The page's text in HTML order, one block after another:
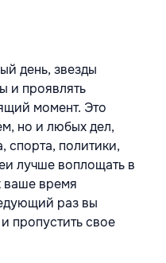
день, звезды
и проявлять
момент. Это
но и любых дел,
спорта, политики,
лучше воплощать в
ваше время
раз вы
пропустить свое